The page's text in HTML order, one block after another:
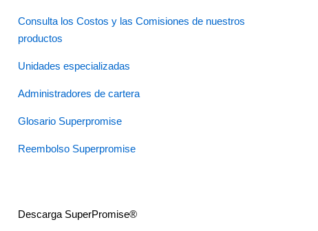
Consulta los Costos y las Comisiones de nuestros
productos
Unidades especializadas
Administradores de cartera
Glosario Superpromise
Reembolso Superpromise
Descarga SuperPromise®